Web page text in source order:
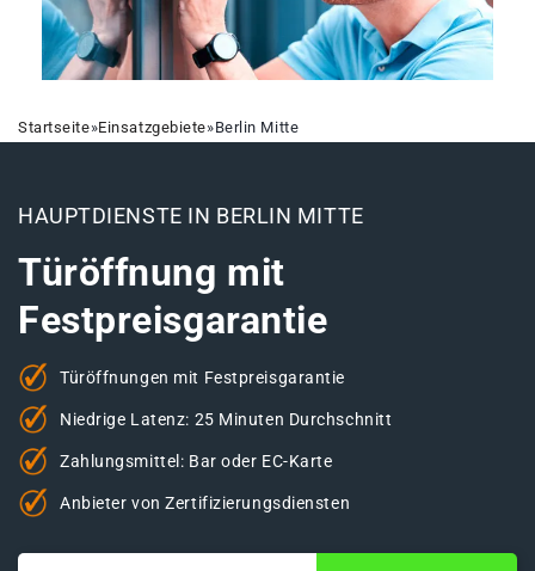
Startseite»Einsatzgebiete»Berlin Mitte
HAUPTDIENSTE IN BERLIN MITTE
Türöffnung mit
Festpreisgarantie
Türöffnungen mit Festpreisgarantie
Niedrige Latenz: 25 Minuten Durchschnitt
Zahlungsmittel: Bar oder EC-Karte
Anbieter von Zertifizierungsdiensten